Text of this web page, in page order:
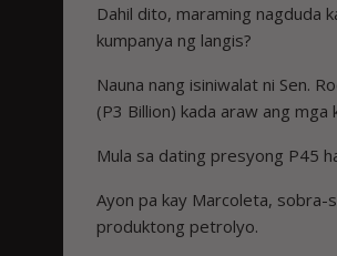
Dahil dito, maraming nagduda
kumpanya ng langis?
Nauna nang isiniwalat ni Sen.
(P3 Billion) kada araw ang mga
Mula sa dating presyong P45
Ayon pa kay Marcoleta, sobra-
produktong petrolyo.